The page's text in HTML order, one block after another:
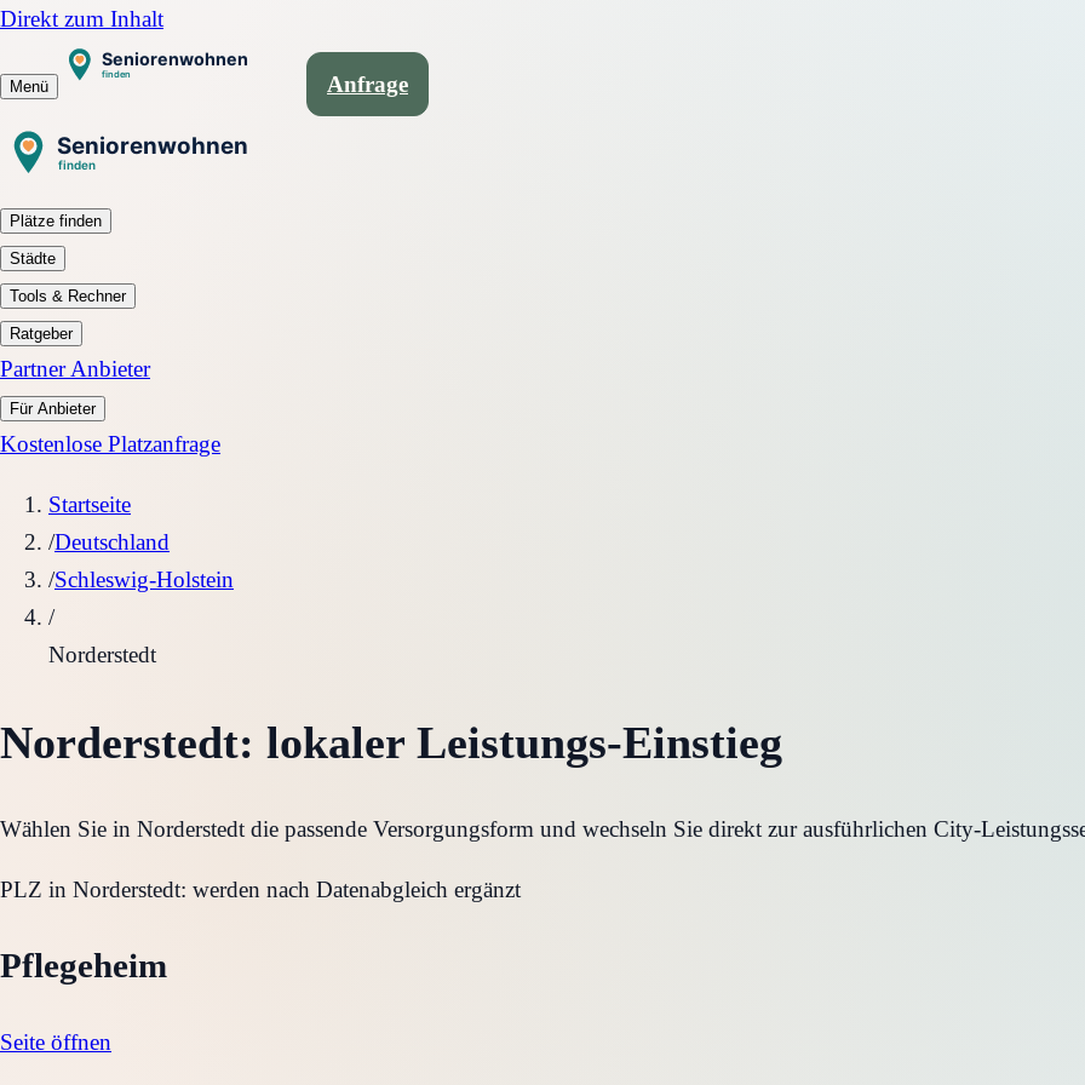
Direkt zum Inhalt
Menü Anfrage
Plätze finden
Städte
Tools & Rechner
Ratgeber
Partner Anbieter
Für Anbieter
Kostenlose Platzanfrage
Startseite
/Deutschland
/Schleswig-Holstein
/
Norderstedt
Norderstedt: lokaler Leistungs-Einstieg
Wählen Sie in Norderstedt die passende Versorgungsform und wechseln Sie direkt zur ausführlichen City-
PLZ in Norderstedt: werden nach Datenabgleich ergänzt
Pflegeheim
Seite öffnen